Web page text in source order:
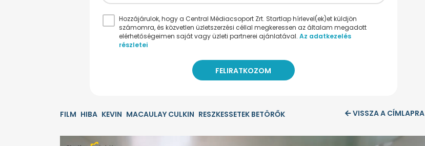
Hozzájárulok, hogy a Central Médiacsoport Zrt. Startlap hírlevel(ek)et küldjön
számomra, és közvetlen üzletszerzési céllal megkeressen az általam megadott
elérhetőségeimen saját vagy üzleti partnerei ajánlatával. Az adatkezelés
részletei
FILM HIBA KEVIN MACAULAY CULKIN RESZKESSETEK BETÖRŐK VISSZA A CÍMLAPRA